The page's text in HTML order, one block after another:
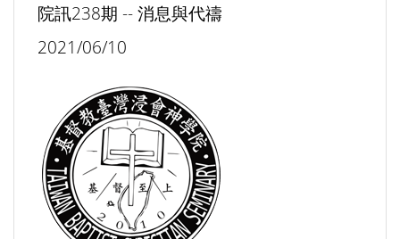
院訊238期 -- 消息與代禱
2021/06/10